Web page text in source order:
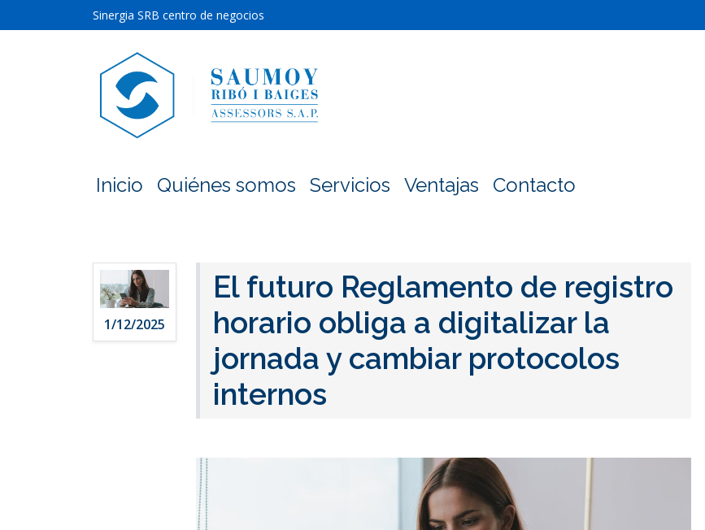
Sinergia SRB centro de negocios
Inicio Quiénes somos Servicios Ventajas Contacto
1/12/2025
El futuro Reglamento de registro
horario obliga a digitalizar la
jornada y cambiar protocolos
internos